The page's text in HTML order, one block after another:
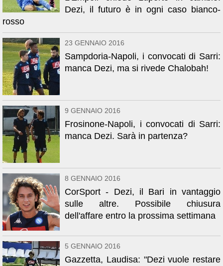
Dezi, il futuro è in ogni caso bianco-
rosso
23 GENNAIO 2016
Sampdoria-Napoli, i convocati di Sarri:
manca Dezi, ma si rivede Chalobah!
9 GENNAIO 2016
Frosinone-Napoli, i convocati di Sarri:
manca Dezi. Sarà in partenza?
8 GENNAIO 2016
CorSport - Dezi, il Bari in vantaggio
sulle altre. Possibile chiusura
dell'affare entro la prossima settimana
5 GENNAIO 2016
Gazzetta, Laudisa: "Dezi vuole restare